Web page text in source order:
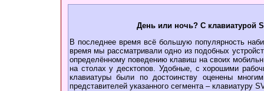
День или ночь? С клавиатурой
В последнее время всё большую популярность
время мы рассматривали одно из подобных
определённому поведению клавиш на своих
на столах у десктопов. Удобные, с хорошими
клавиатуры были по достоинству оценены
представителей указанного сегмента – клавиатуру